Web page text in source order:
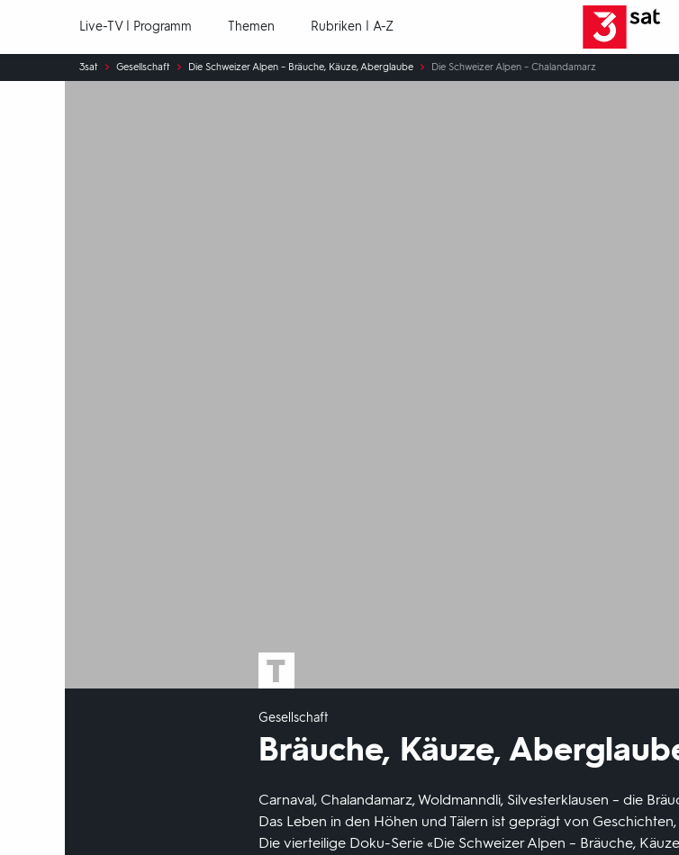
Live-TV | Programm Themen Rubriken | A-Z
Sie
sind
3sat Gesellschaft Die Schweizer Alpen – Bräuche, Käuze, Aberglaube Die Schweizer Alpen – Chalandamarz
Gesellschaft
Bräuche, Käuze,
Carnaval, Chalandamarz, Woldmanndli, Silvesterklausen – die
Das Leben in den Höhen und Tälern ist geprägt von
Die vierteilige Doku-Serie «Die Schweizer Alpen – Bräuche,